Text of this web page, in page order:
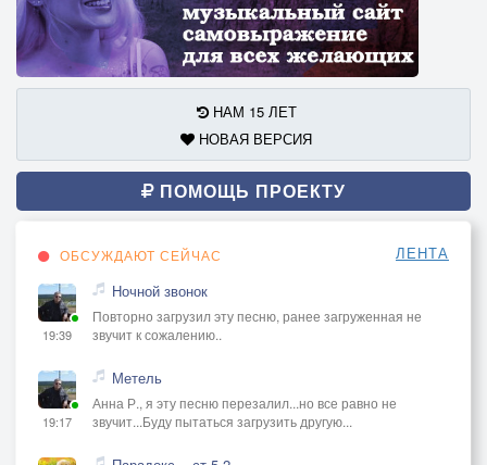
НАМ 15 ЛЕТ
НОВАЯ ВЕРСИЯ
ПОМОЩЬ ПРОЕКТУ
ОБСУЖДАЮТ СЕЙЧАС ЛЕНТА
19:39
Ночной звонок
Повторно загрузил эту песню, ранее загруженная не
звучит к сожалению..
19:17
Метель
Анна Р., я эту песню перезалил...но все равно не
звучит...Буду пытаться загрузить другую...